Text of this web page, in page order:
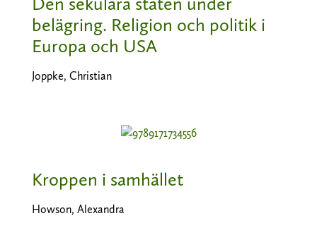
belägring. Religion och politik i
Europa och USA
Joppke, Christian
Kroppen i samhället
Howson, Alexandra